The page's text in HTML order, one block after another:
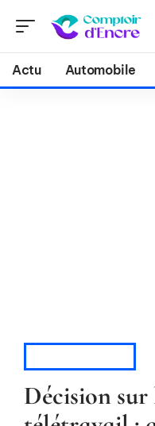
Actu Automobile
Décision sur